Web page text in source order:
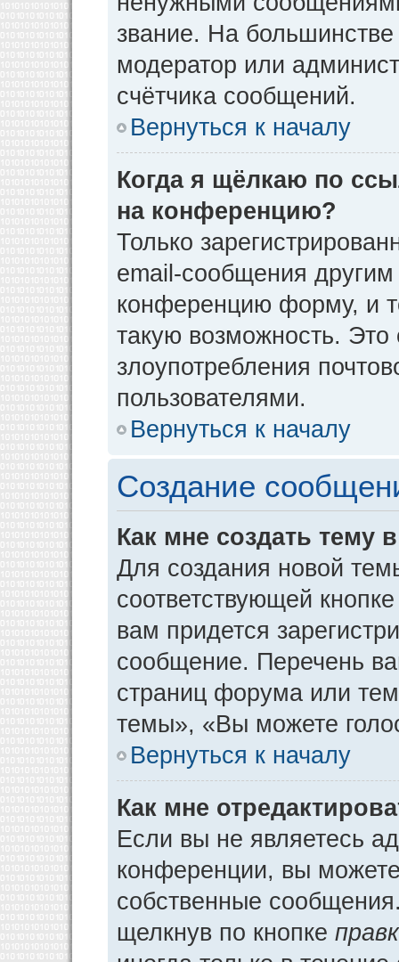
звание. На
модератор или
счётчика сообщений.
Вернуться к началу
Когда я щёлкаю по
на конференцию?
Только
email-сообщения
конференцию форму, и
такую возможность. Это
злоупотребления
пользователями.
Вернуться к началу
Создание
Как мне создать тему
Для создания новой
соответствующей
вам придется
сообщение. Перечень
страниц форума или
темы», «Вы можете
Вернуться к началу
Как мне
Если вы не являетесь
конференции, вы можете
собственные
щелкнув по кнопке